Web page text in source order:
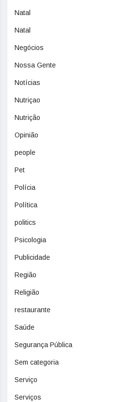
Natal
Natal
Negócios
Nossa Gente
Notícias
Nutriçao
Nutrição
Opinião
people
Pet
Polícia
Política
politics
Psicologia
Publicidade
Região
Religião
restaurante
Saúde
Segurança Pública
Sem categoria
Serviço
Serviços